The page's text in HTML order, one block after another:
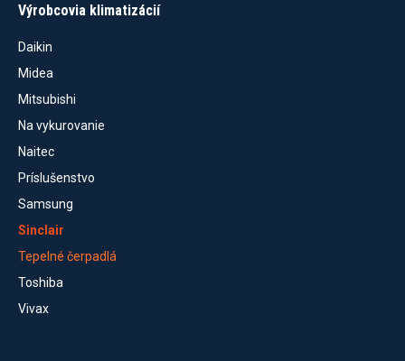
Výrobcovia klimatizácií
Daikin
Midea
Mitsubishi
Na vykurovanie
Naitec
Príslušenstvo
Samsung
Sinclair
Tepelné čerpadlá
Toshiba
Vivax